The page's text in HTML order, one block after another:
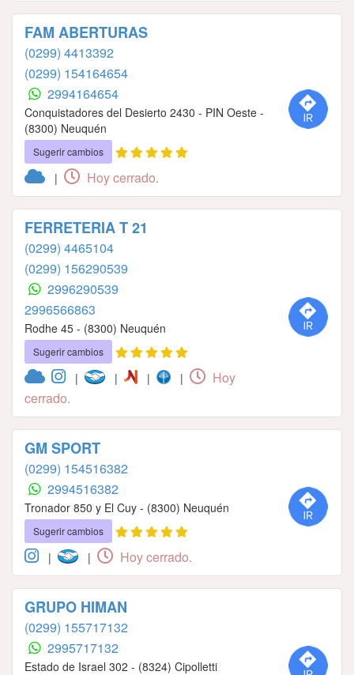
FAM ABERTURAS
(0299) 4413392
(0299) 154164654
2994164654
Conquistadores del Desierto 2430 - PIN Oeste -
(8300) Neuquén
Sugerir cambios
| Hoy cerrado.
FERRETERIA T 21
(0299) 4465104
(0299) 156290539
2996290539
2996566863
Rodhe 45 - (8300) Neuquén
Sugerir cambios
| | | |
Hoy
cerrado.
GM SPORT
(0299) 154516382
2994516382
Tronador 850 y El Cuy - (8300) Neuquén
Sugerir cambios
| | Hoy cerrado.
GRUPO HIMAN
(0299) 155717132
2995717132
Estado de Israel 302 - (8324) Cipolletti